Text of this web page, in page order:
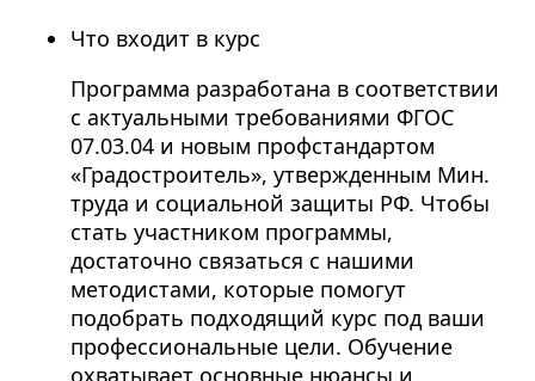
Что входит в курс
Программа разработана в соответствии
с актуальными требованиями ФГОС
07.03.04 и новым профстандартом
«Градостроитель», утвержденным Мин.
труда и социальной защиты РФ. Чтобы
стать участником программы,
достаточно связаться с нашими
методистами, которые помогут
подобрать подходящий курс под ваши
профессиональные цели. Обучение
охватывает основные нюансы и